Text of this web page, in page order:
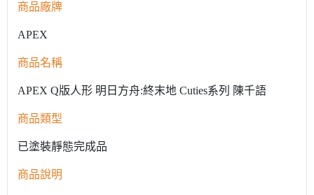
商品廠牌
APEX
商品名稱
APEX Q版人形 明日方舟:終末地 Cuties系列 陳千語
商品類型
已塗裝靜態完成品
商品說明